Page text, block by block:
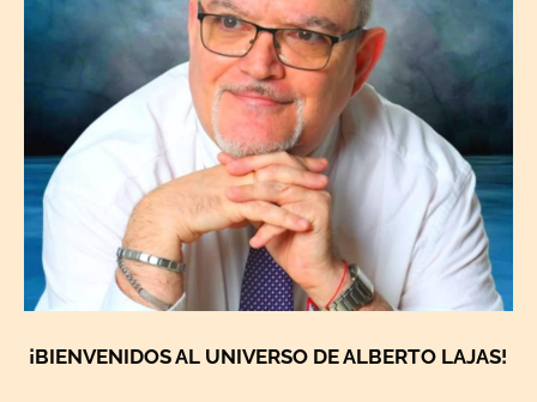
¡BIENVENIDOS AL UNIVERSO DE ALBERTO LAJAS!